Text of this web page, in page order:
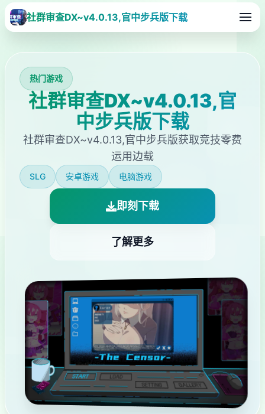
社群审查DX~v4.0.13,官中步兵版下载
热门游戏
社群审查DX~v4.0.13,官
中步兵版下载
社群审查DX~v4.0.13,官中步兵版获取竞技零费
运用边载
SLG 安卓游戏 电脑游戏
即刻下载
了解更多